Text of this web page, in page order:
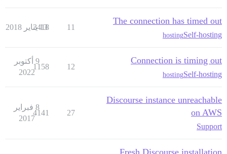
The connection has timed out
Self-hosting
hosting
11
3418
13 يناير 2018
Connection is timing out
Self-hosting
hosting
12
1158
9 أكتوبر
2022
Discourse instance unreachable
on AWS
Support
27
4141
8 فبراير
2017
Fresh Discourse installation